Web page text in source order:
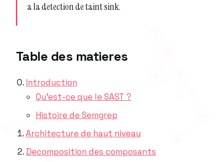
a la detection de taint sink.
Table des matieres
Introduction
Qu’est-ce que le SAST ?
Histoire de Semgrep
Architecture de haut niveau
Decomposition des composants